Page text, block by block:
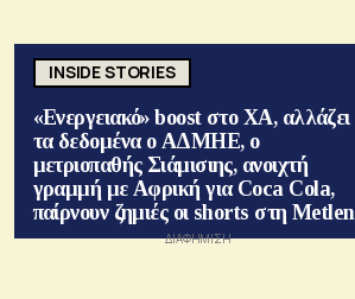
INSIDE STORIES
«Ενεργειακό» boost στο ΧΑ, αλλάζει
τα δεδομένα ο ΑΔΜΗΕ, ο
μετριοπαθής Σιάμισιης, ανοιχτή
γραμμή με Αφρική για Coca Cola,
παίρνουν ζημιές οι shorts στη Metlen